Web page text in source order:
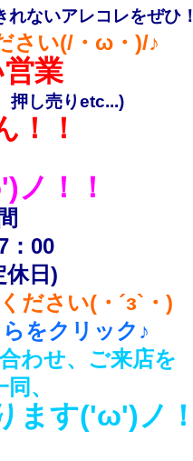
ないアレコレをぜひ！
さい(/・ω・)/♪
業
押し売りetc...)
！！
ノ！！
：00
休日)
ださい(・´з`・)
をクリック♪
わせ、ご来店を
、
ます('ω')ノ！